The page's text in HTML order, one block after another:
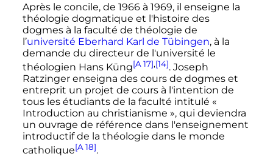
Après le concile, de 1966 à 1969, il enseigne la
théologie dogmatique et l'histoire des
dogmes à la faculté de théologie de
l’université Eberhard Karl de Tübingen, à la
demande du directeur de l'université le
théologien Hans Küng[A 17],[14]. Joseph
Ratzinger enseigna des cours de dogmes et
entreprit un projet de cours à l'intention de
tous les étudiants de la faculté intitulé «
Introduction au christianisme », qui deviendra
un ouvrage de référence dans l'enseignement
introductif de la théologie dans le monde
catholique[A 18].